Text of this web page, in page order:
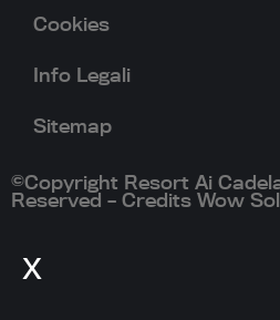
Cookies
Info Legali
Sitemap
©Copyright Resort Ai
Reserved – Credits Wow
x